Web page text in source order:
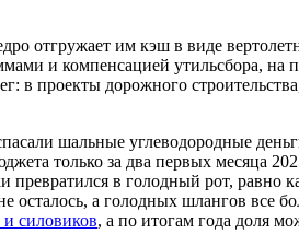
отгружает им кэш в виде
и компенсацией утильсбора, на
в проекты дорожного
шальные углеводородные
только за два первых месяца
в голодный рот, равно
осталось, а голодных шлангов все
силовиков, а по итогам года доля